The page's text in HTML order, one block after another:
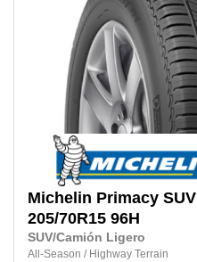
Michelin Primacy SUV
205/70R15 96H
SUV/Camión Ligero
All-Season / Highway Terrain